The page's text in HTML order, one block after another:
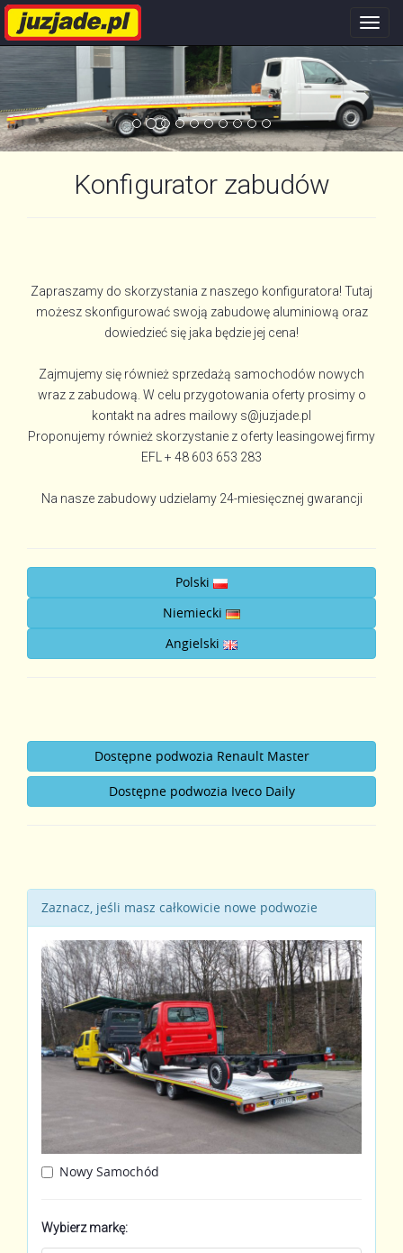
Konfigurator zabudów
Zapraszamy do skorzystania z naszego konfiguratora! Tutaj
możesz skonfigurować swoją zabudowę aluminiową oraz
dowiedzieć się jaka będzie jej cena!
Zajmujemy się również sprzedażą samochodów nowych
wraz z zabudową. W celu przygotowania oferty prosimy o
kontakt na adres mailowy s@juzjade.pl
Proponujemy również skorzystanie z oferty leasingowej firmy
EFL + 48 603 653 283
Na nasze zabudowy udzielamy 24-miesięcznej gwarancji
Polski
Niemiecki
Angielski
Dostępne podwozia Renault Master
Dostępne podwozia Iveco Daily
Zaznacz, jeśli masz całkowicie nowe podwozie
Nowy Samochód
Wybierz markę: